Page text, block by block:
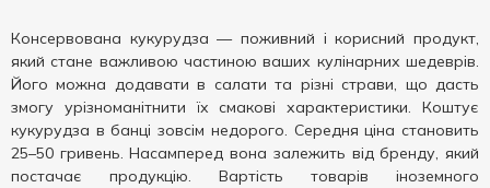
Консервована кукурудза — поживний і корисний продукт,
який стане важливою частиною ваших кулінарних шедеврів.
Його можна додавати в салати та різні страви, що дасть
змогу урізноманітнити їх смакові характеристики. Коштує
кукурудза в банці зовсім недорого. Середня ціна становить
25–50 гривень. Насамперед вона залежить від бренду, який
постачає продукцію. Вартість товарів іноземного